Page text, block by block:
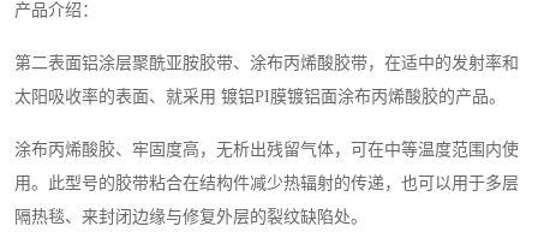
产品介绍：
第二表面铝涂层聚酰亚胺胶带、涂布丙烯酸胶带，在适中的发射率和
太阳吸收率的表面、就采用 镀铝PI膜镀铝面涂布丙烯酸胶的产品。
涂布丙烯酸胶、牢固度高，无析出残留气体，可在中等温度范围内使
用。此型号的胶带粘合在结构件减少热辐射的传递，也可以用于多层
隔热毯、来封闭边缘与修复外层的裂纹缺陷处。